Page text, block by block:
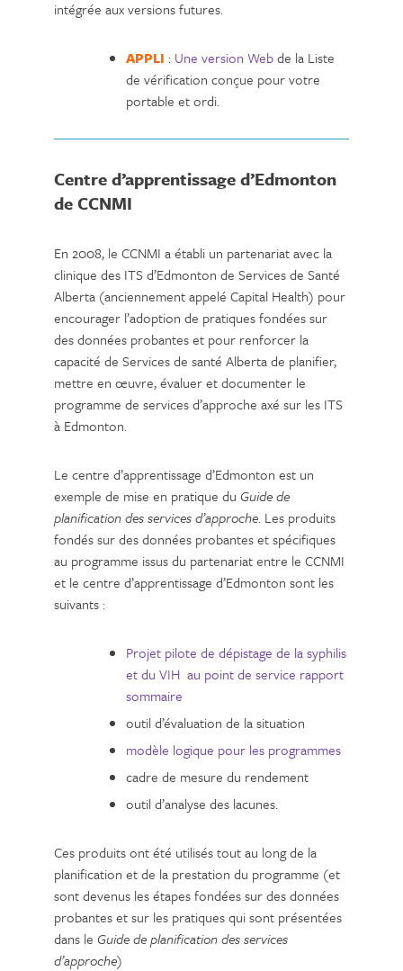
intégrée aux versions futures.
APPLI : Une version Webde la Liste
de vérification conçue pour votre
portable et ordi.
Centre d’apprentissage d’Edmonton
de CCNMI
En 2008, le CCNMI a établi un partenariat avec la
clinique des ITS d’Edmonton de Services de Santé
Alberta (anciennement appelé Capital Health) pour
encourager l’adoption de pratiques fondées sur
des données probantes et pour renforcer la
capacité de Services de santé Alberta de planifier,
mettre en œuvre, évaluer et documenter le
programme de services d’approche axé sur les ITS
à Edmonton.
Le centre d’apprentissage d’Edmonton est un
exemple de mise en pratique du Guide de
planification des services d’approche. Les produits
fondés sur des données probantes et spécifiques
au programme issus du partenariat entre le CCNMI
et le centre d’apprentissage d’Edmonton sont les
suivants :
Projet pilote de dépistage de la syphilis
et du VIH au point de service rapport
sommaire
outil d’évaluation de la situation
modèle logique pour les programmes
cadre de mesure du rendement
outil d’analyse des lacunes.
Ces produits ont été utilisés tout au long de la
planification et de la prestation du programme (et
sont devenus les étapes fondées sur des données
probantes et sur les pratiques qui sont présentées
dans le Guide de planification des services
d’approche)